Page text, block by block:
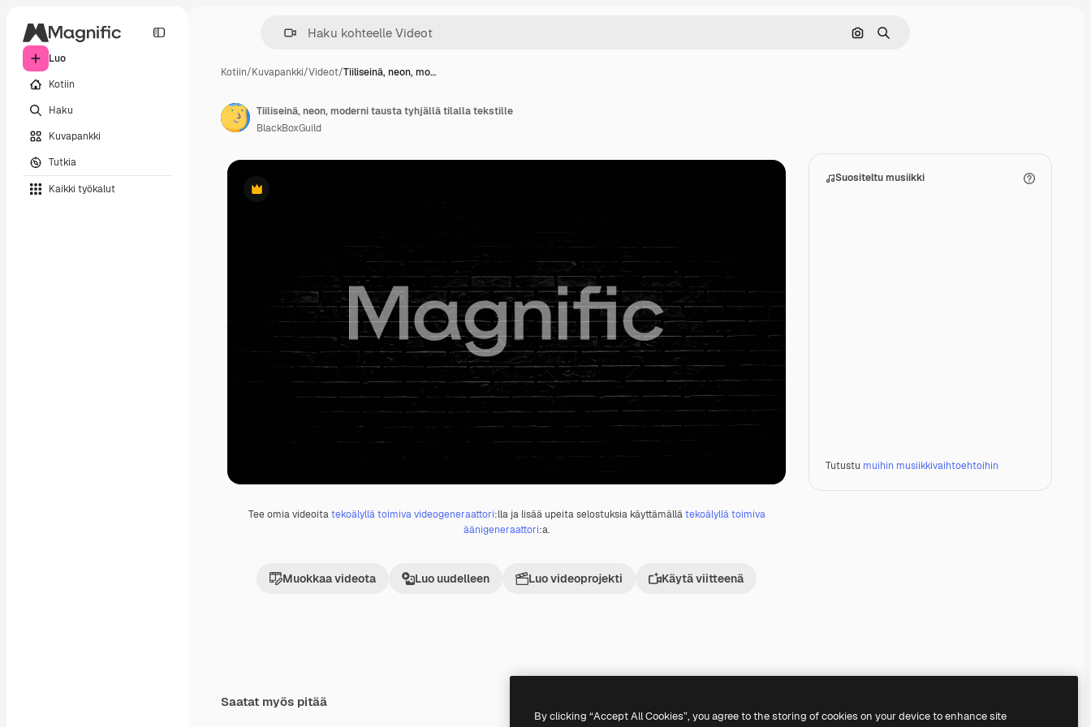
Luo
Kotiin
Haku
Kuvapankki
Tutkia
Kaikki työkalut
Hae kuvan perusteella
Haku
Kotiin/Kuvapankki/Videot/Tiiliseinä, neon, mo…
Premium
Tee omia videoitatekoälyllä toimiva videogeneraattori:lla ja lisää upeita selostuksia käyttämällätekoälyllä toimiva
äänigeneraattori:a.
Muokkaa videota Luo uudelleen Luo videoprojekti Käytä viitteenä
Suositeltu musiikki
Tutustu muihin musiikkivaihtoehtoihin
Tiiliseinä, neon, moderni tausta tyhjällä tilalla tekstille
BlackBoxGuild
Saatat myös pitää
Premium
Premium Premium
Premium
By clicking “Accept All Cookies”, you agree to the storing of cookies on your device to enhance site